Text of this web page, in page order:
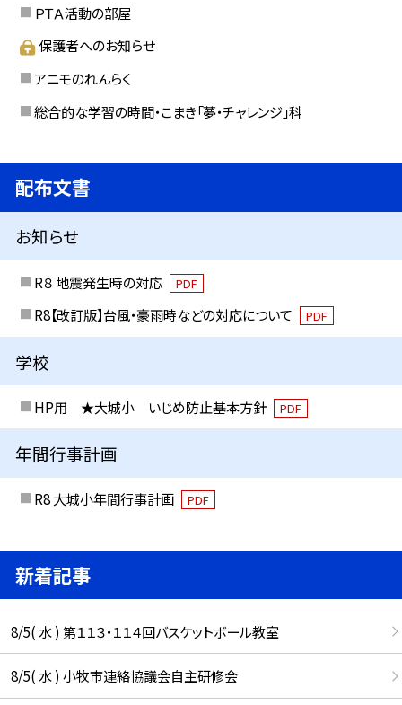
ＰＴＡ活動の部屋
保護者へのお知らせ
アニモのれんらく
総合的な学習の時間・こまき「夢・チャレンジ」科
配布文書
お知らせ
R８ 地震発生時の対応 PDF
R8【改訂版】台風・豪雨時などの対応について PDF
学校
HP用 ★大城小 いじめ防止基本方針 PDF
年間行事計画
R8 大城小年間行事計画 PDF
新着記事
8/5( 水 ) 第１１３・１１４回バスケットボール教室
8/5( 水 ) 小牧市連絡協議会自主研修会